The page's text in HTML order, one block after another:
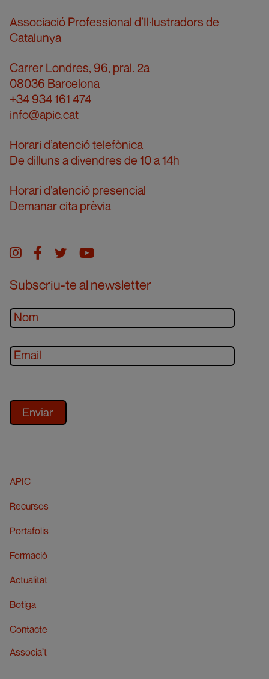
Associació Professional d’Il·lustradors de
Catalunya
Carrer Londres, 96, pral. 2a
08036 Barcelona
+34 934 161 474
info@apic.cat
Horari d’atenció telefònica
De dilluns a divendres de 10 a 14h
Horari d’atenció presencial
Demanar cita prèvia
Instagram
facebook
twitteryoutube
Subscriu-te al newsletter
APIC
Recursos
Portafolis
Formació
Actualitat
Botiga
Contacte
Associa’t